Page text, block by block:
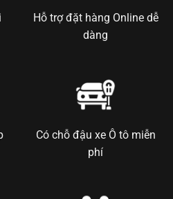
Hỗ trợ đặt hàng Online dễ
dàng
Có chỗ đậu xe Ô tô miễn
phí